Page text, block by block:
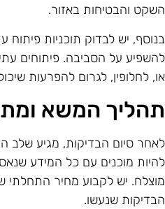
והבטיחות באזור.
יש לבדוק תוכניות פיתוח
על הסביבה. פיתוחים
לחלופין, לגרום להפרעות
המשא
סיום הבדיקות, מגיע שלב
מוכנים עם כל המידע
יש לקבוע מחיר התחלתי
שנעשו.